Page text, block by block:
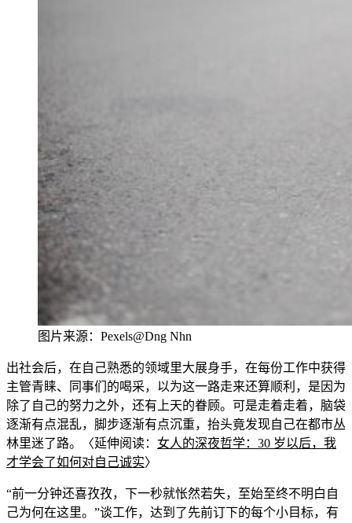
图片来源：Pexels@Dng Nhn
出社会后，在自己熟悉的领域里大展身手，在每份工作中获得
主管青睐、同事们的喝采，以为这一路走来还算顺利，是因为
除了自己的努力之外，还有上天的眷顾。可是走着走着，脑袋
逐渐有点混乱，脚步逐渐有点沉重， 抬头竟发现自己在都市丛
林里迷了路。〈延伸阅读： 女人的深夜哲学：30 岁以后，我
才学会了如何对自己诚实〉
“前一分钟还喜孜孜，下一秒就怅然若失，至始至终不明白自
己为何在这里。”谈工作，达到了先前订下的每个小目标，有